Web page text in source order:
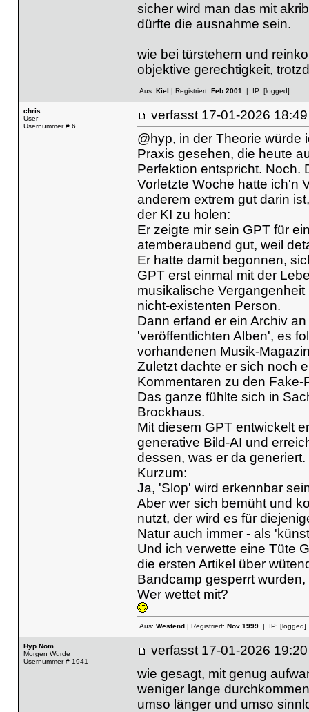
sicher wird man das mit
dürfte die ausnahme sein.
wie bei türstehern und
objektive gerechtigkeit,
Aus: Kiel | Registriert: Feb 2001| IP: [logged]
chris
User
Usernummer # 6
verfasst 17-01-2026
@hyp, in der Theorie würde
Praxis gesehen, die heute
Perfektion entspricht. Noch.
Vorletzte Woche hatte ich'n
anderem extrem gut darin
der KI zu holen:
Er zeigte mir sein GPT für
atemberaubend gut, weil
Er hatte damit begonnen,
GPT erst einmal mit der
musikalische
nicht-existenten Person.
Dann erfand er ein Archiv
'veröffentlichten Alben', es
vorhandenen Musik-
Zuletzt dachte er sich noch
Kommentaren zu den Fake-
Das ganze fühlte sich in
Brockhaus.
Mit diesem GPT entwickelt
generative Bild-AI und
dessen, was er da generiert.
Kurzum:
Ja, 'Slop' wird erkennbar
Aber wer sich bemüht und
nutzt, der wird es für
Natur auch immer - als
Und ich verwette eine Tüte
die ersten Artikel über
Bandcamp gesperrt
Wer wettet mit?
Aus: Westend| Registriert: Nov 1999| IP: [logged]
Hyp Nom
Morgen Wurde
Usernummer # 1941
verfasst 17-01-2026
wie gesagt, mit genug
weniger lange
umso länger und umso